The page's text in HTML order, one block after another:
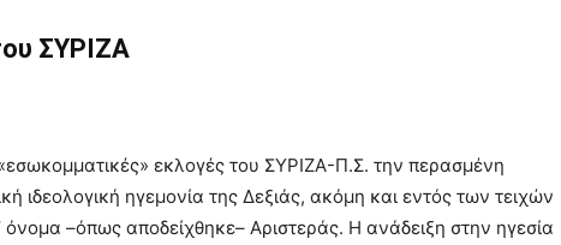
ΣΥΡΙΖΑ
εκλογές του ΣΥΡΙΖΑ-Π.Σ. την περασμένη
ιδεολογική ηγεμονία της Δεξιάς, ακόμη και εντός των τειχών
–όπως αποδείχθηκε– Αριστεράς. Η ανάδειξη στην ηγεσία